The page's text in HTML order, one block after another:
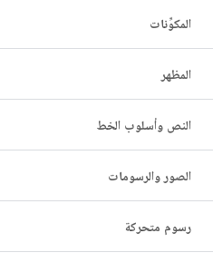
المكوِّنات
المظهر
النص وأسلوب الخط
الصور والرسومات
رسوم متحركة